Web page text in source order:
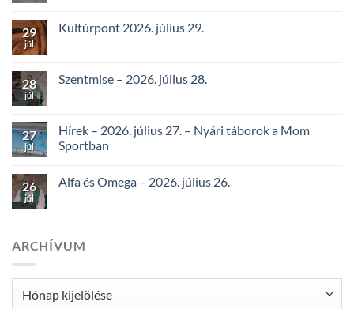
29
júl
Kultúrpont 2026. július 29.
28
júl
Szentmise – 2026. július 28.
27
júl
Hírek – 2026. július 27. – Nyári táborok a Mom
Sportban
26
júl
Alfa és Omega – 2026. július 26.
ARCHÍVUM